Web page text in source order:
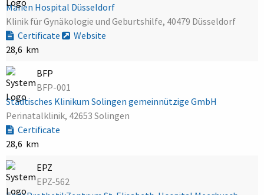
Marien Hospital Düsseldorf
Klinik für Gynäkologie und Geburtshilfe, 40479 Düsseldorf
Certificate
Website
28,6 km
BFP
BFP-001
Städtisches Klinikum Solingen gemeinnützige GmbH
Perinatalklinik, 42653 Solingen
Certificate
28,6 km
EPZ
EPZ-562